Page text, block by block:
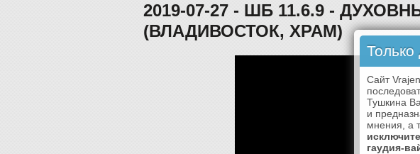
2019-07-27 - ШБ 11.6.9 -
(ВЛАДИВОСТОК, ХРАМ)
Только
Сайт
Тушкина
и
мнения, а
гаудия-